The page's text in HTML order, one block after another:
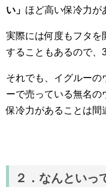
い」 ほど高い保冷力が
実際には何度もフタを
することもあるので、
それでも、イグルーの
ーで売っている無名の
保冷力があることは間
２．なんといっ